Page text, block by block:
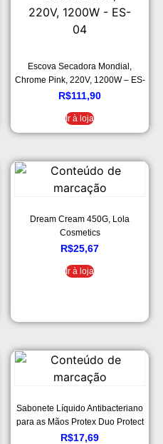
Escova Secadora Mondial,
Chrome Pink, 220V, 1200W – ES-
04
R$111,90
Ir à loja
Dream Cream 450G, Lola
Cosmetics
R$25,67
Ir à loja
Sabonete Líquido Antibacteriano
para as Mãos Protex Duo Protect
Duo Protect 400ml
R$17,69